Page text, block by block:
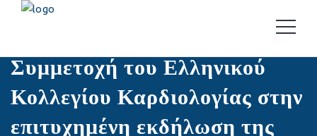
Συμμετοχή του Ελληνικού
Κολλεγίου Καρδιολογίας στην
επιτυχημένη εκδήλωση της